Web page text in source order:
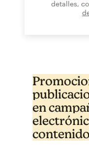
detalles,
en